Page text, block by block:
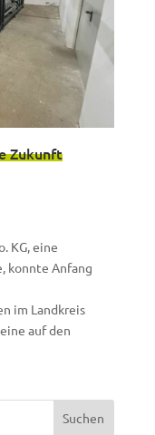
Zukunft
KG, eine
konnte Anfang
im Landkreis
auf den
Suchen